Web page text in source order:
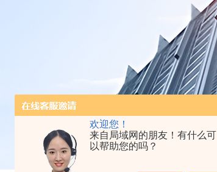
欢迎您！
来自局域网的朋友！有什么可
以帮助您的吗？